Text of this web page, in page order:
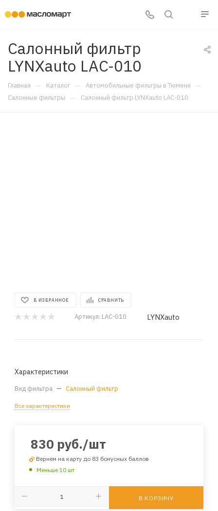
Салонный фильтр
LYNXauto LAC-010
Главная — Каталог — Автомобильные фильтры в Тюмени —
Салонные фильтры — Салонный фильтр LYNXauto LAC-010
В ИЗБРАННОЕ СРАВНИТЬ
Артикул: LAC-010 LYNXauto
Характеристики
Вид фильтра — Салонный фильтр
Все характеристики
830 руб./шт
Вернем на карту до 83 бонусных баллов
Меньше 10 шт
В КОРЗИНУ